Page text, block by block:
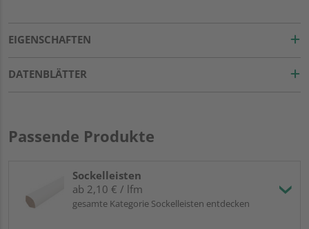
EIGENSCHAFTEN
DATENBLÄTTER
Passende Produkte
Sockelleisten
ab 2,10 € / lfm
gesamte Kategorie Sockelleisten entdecken